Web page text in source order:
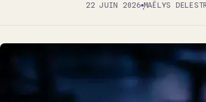
22 JUIN 2026·MAËLYS